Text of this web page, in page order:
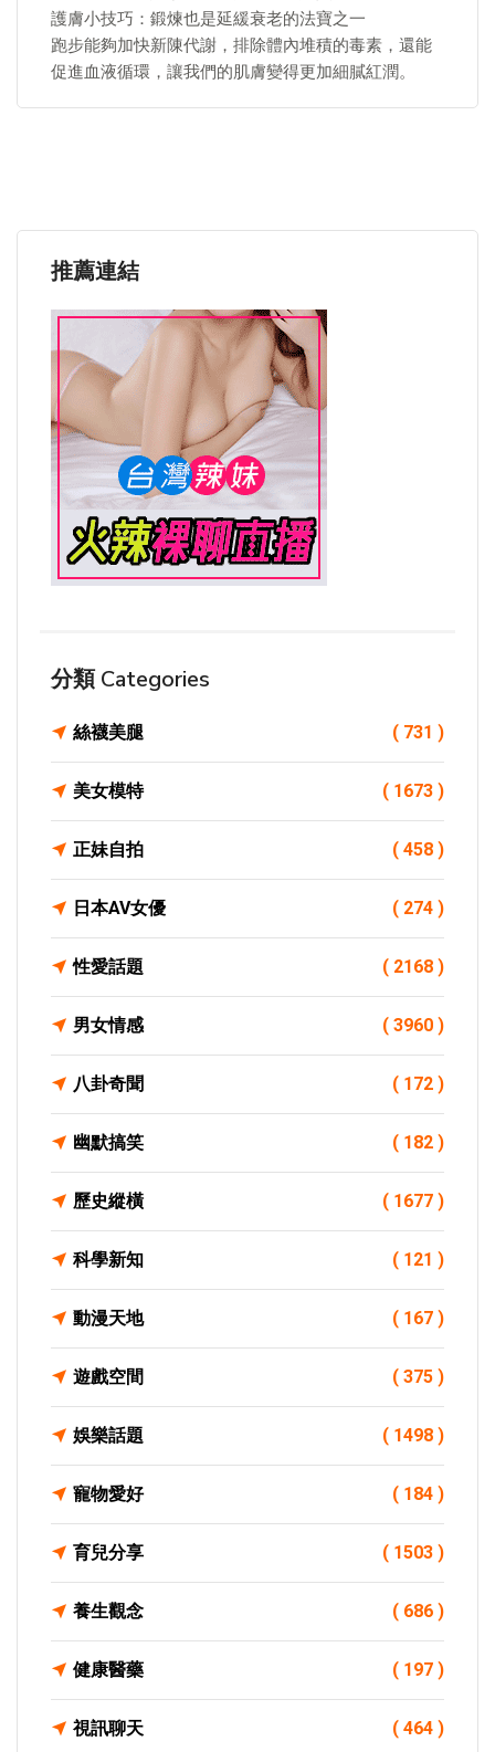
護膚小技巧：鍛煉也是延緩衰老的法寶之一
跑步能夠加快新陳代謝，排除體內堆積的毒素，還能
促進血液循環，讓我們的肌膚變得更加細膩紅潤。
推薦連結
分類 Categories
絲襪美腿 ( 731 )
美女模特 ( 1673 )
正妹自拍 ( 458 )
日本AV女優 ( 274 )
性愛話題 ( 2168 )
男女情感 ( 3960 )
八卦奇聞 ( 172 )
幽默搞笑 ( 182 )
歷史縱橫 ( 1677 )
科學新知 ( 121 )
動漫天地 ( 167 )
遊戲空間 ( 375 )
娛樂話題 ( 1498 )
寵物愛好 ( 184 )
育兒分享 ( 1503 )
養生觀念 ( 686 )
健康醫藥 ( 197 )
視訊聊天 ( 464 )